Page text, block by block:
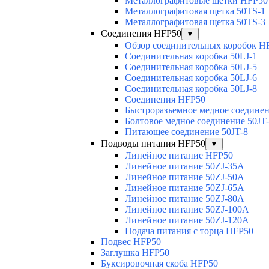
Металлографитовая щетка 50TS-1
Металлографитовая щетка 50TS-3
Соединения HFP50
▼
Обзор соединительных коробок
Соединительная коробка 50LJ-1
Соединительная коробка 50LJ-5
Соединительная коробка 50LJ-6
Соединительная коробка 50LJ-8
Соединения HFP50
Быстроразъемное медное
Болтовое медное соединение
Питающее соединение 50JT-8
Подводы питания HFP50
▼
Линейное питание HFP50
Линейное питание 50ZJ-35A
Линейное питание 50ZJ-50A
Линейное питание 50ZJ-65A
Линейное питание 50ZJ-80A
Линейное питание 50ZJ-100A
Линейное питание 50ZJ-120A
Подача питания с торца HFP50
Подвес HFP50
Заглушка HFP50
Буксировочная скоба HFP50